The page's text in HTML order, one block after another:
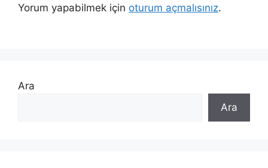
Yorum yapabilmek için oturum açmalısınız.
Ara
Ara